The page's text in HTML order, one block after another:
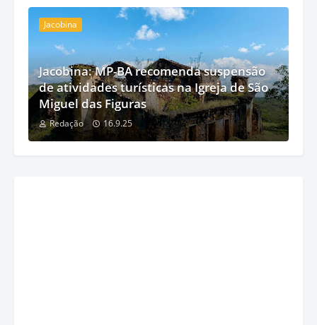
Jacobina
Jacobina: MP-BA recomenda suspensão
de atividades turísticas na Igreja de São
Miguel das Figuras
Redação 16.9.25